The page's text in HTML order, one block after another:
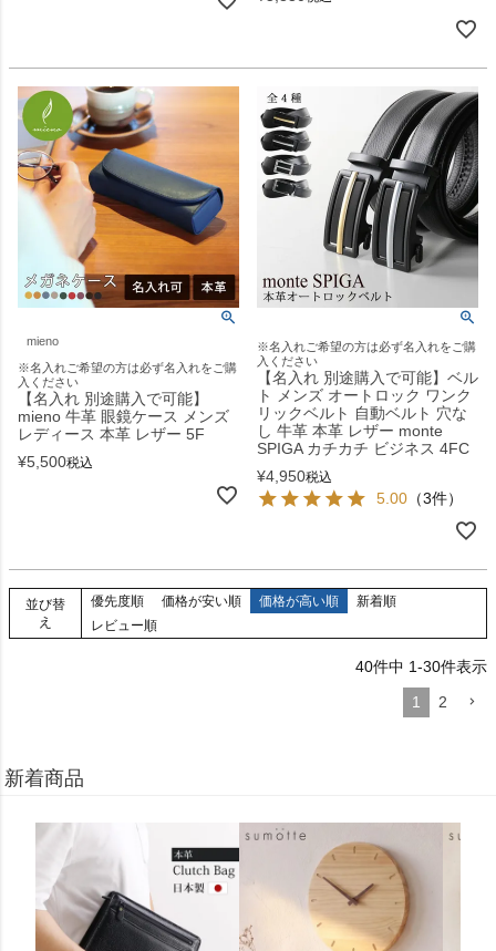
mieno
※名入れご希望の方は必ず名入れをご購
入ください
【名入れ 別途購入で可能】
mieno 牛革 眼鏡ケース メンズ
レディース 本革 レザー 5F
¥5,500税込
※名入れご希望の方は必ず名入れをご購
入ください
【名入れ 別途購入で可能】ベル
ト メンズ オートロック ワンク
リックベルト 自動ベルト 穴な
し 牛革 本革 レザー monte
SPIGA カチカチ ビジネス 4FC
¥4,950税込
5.00 （3件）
並び替
え
優先度順 価格が安い順 価格が高い順
新着順
レビュー順
40件中 1-30件表示
1
2
新着商品